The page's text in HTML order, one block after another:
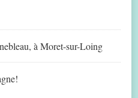
à Moret-sur-Loing